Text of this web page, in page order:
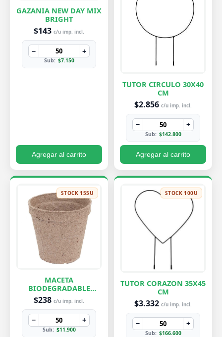
GAZANIA NEW DAY MIX
BRIGHT
$143 c/u imp. incl.
− +
Sub: $7.150
Agregar al carrito
TUTOR CIRCULO 30X40
CM
$2.856 c/u imp. incl.
− +
Sub: $142.800
Agregar al carrito
STOCK 155U
MACETA
BIODEGRADABLE
PEQUEÑA 7X8 CM
$238 c/u imp. incl.
− +
Sub: $11.900
STOCK 100U
TUTOR CORAZON 35X45
CM
$3.332 c/u imp. incl.
− +
Sub: $166.600